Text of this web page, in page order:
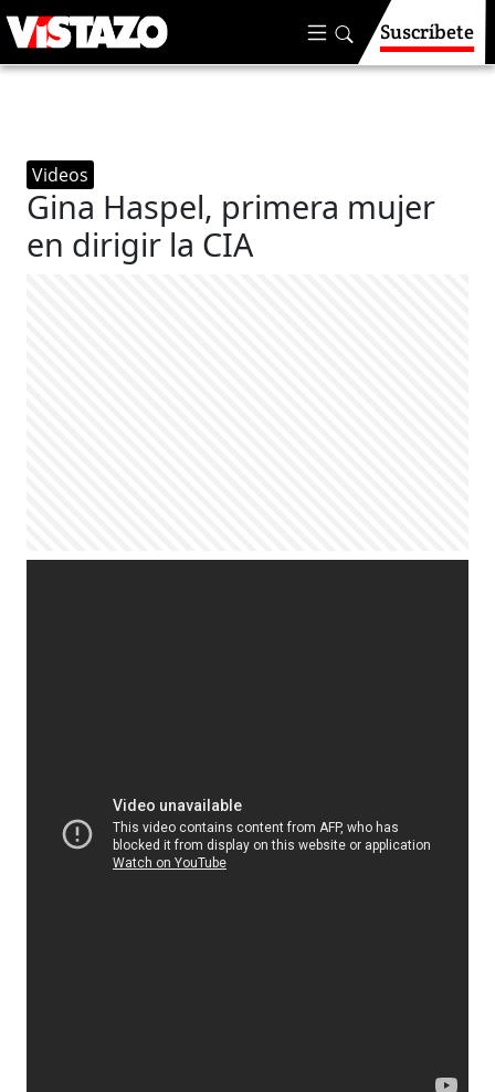
Suscríbete
Videos
Gina Haspel, primera mujer
en dirigir la CIA